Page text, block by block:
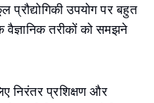
उपयोग पर बहुत
तरीकों को समझने
निरंतर प्रशिक्षण और